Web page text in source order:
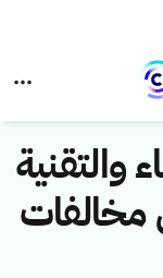
والتقنية
مخالفات